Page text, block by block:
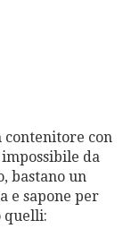
contenitore con
da
bastano un
e sapone per
quelli: